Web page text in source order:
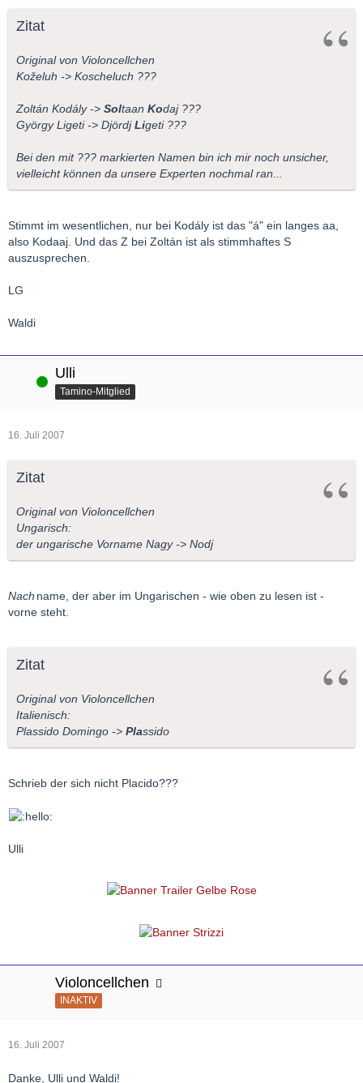
Zitat
Original von Violoncellchen
Koželuh -> Koscheluch ???
Zoltán Kodály -> Soltaan Kodaj ???
György Ligeti -> DjördjLigeti ???
Bei den mit ??? markierten Namen bin ich mir noch unsicher,
vielleicht können da unsere Experten nochmal ran...
Stimmt im wesentlichen, nur bei Kodály ist das "á" ein langes aa,
also Kodaaj. Und das Z bei Zoltán ist als stimmhaftes S
auszusprechen.
LG
Waldi
Online Ulli
Tamino-Mitglied
16. Juli 2007
Zitat
Original von Violoncellchen
Ungarisch:
der ungarische Vorname Nagy -> Nodj
Nach name, der aber im Ungarischen - wie oben zu lesen ist -
vorne steht.
Zitat
Original von Violoncellchen
Italienisch:
Plassido Domingo -> Plassido
Schrieb der sich nicht Placido???
Ulli
Violoncellchen
INAKTIV
16. Juli 2007
Danke, Ulli und Waldi!